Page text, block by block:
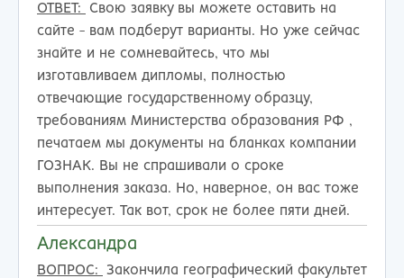
ОТВЕТ:
Свою заявку вы можете оставить на
сайте - вам подберут варианты. Но уже сейчас
знайте и не сомневайтесь, что мы
изготавливаем дипломы, полностью
отвечающие государственному образцу,
требованиям Министерства образования РФ ,
печатаем мы документы на бланках компании
ГОЗНАК. Вы не спрашивали о сроке
выполнения заказа. Но, наверное, он вас тоже
интересует. Так вот, срок не более пяти дней.
Александра
ВОПРОС:
Закончила географический факультет